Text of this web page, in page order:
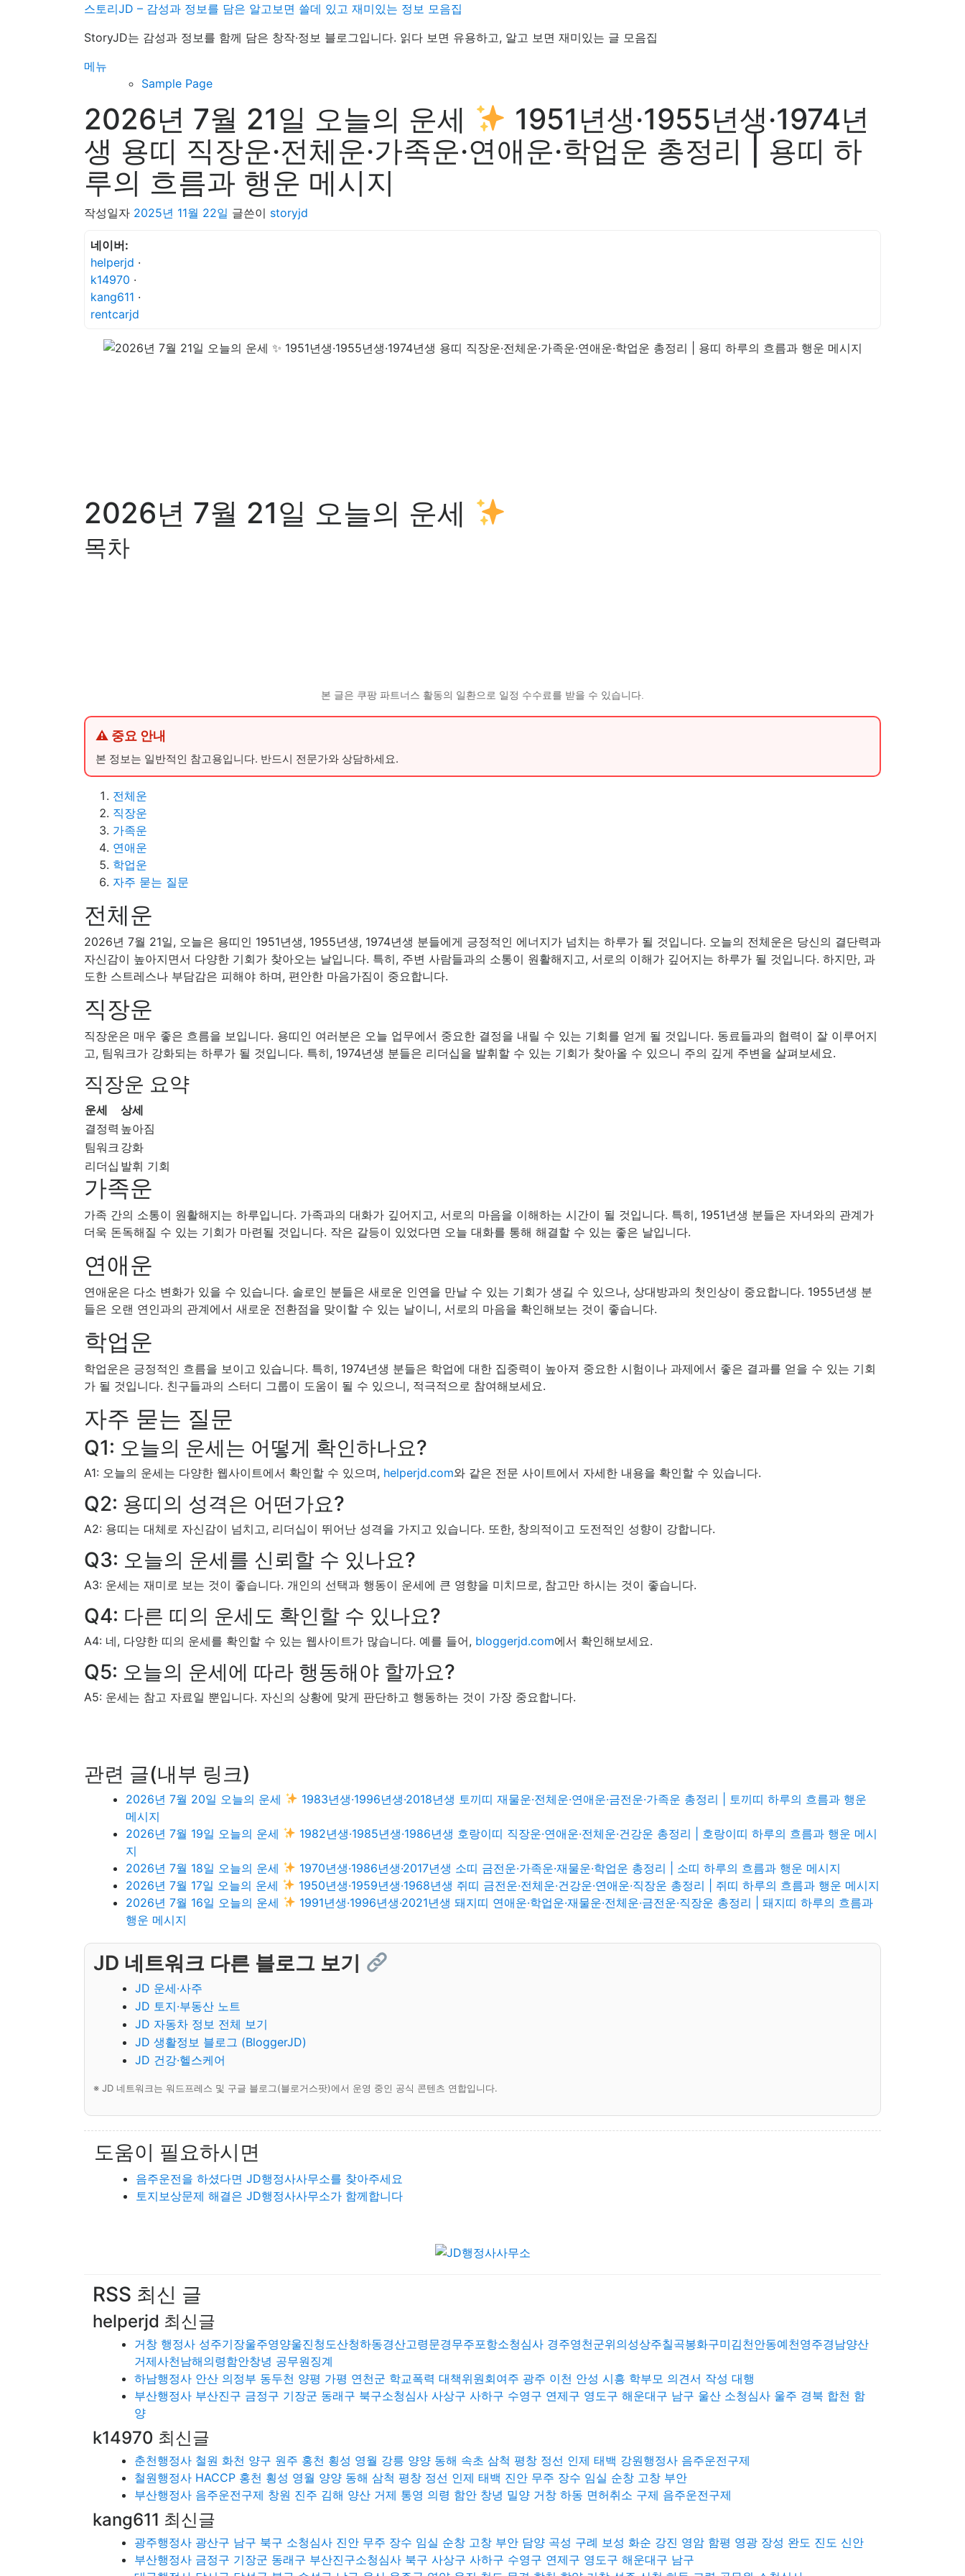
스토리JD – 감성과 정보를 담은 알고보면 쓸데 있고 재미있는 정보 모음집
StoryJD는 감성과 정보를 함께 담은 창작·정보 블로그입니다. 읽다 보면 유용하고, 알고 보면 재미있는 글 모음집
메뉴
Sample Page
2026년 7월 21일 오늘의 운세
1951년생·1955년생·1974년
생 용띠 직장운·전체운·가족운·연애운·학업운 총정리 | 용띠 하
루의 흐름과 행운 메시지
작성일자 2025년 11월 22일 글쓴이 storyjd
네이버:
helperjd ·
k14970 ·
kang611 ·
rentcarjd
2026년 7월 21일 오늘의 운세
목차
본 글은 쿠팡 파트너스 활동의 일환으로 일정 수수료를 받을 수 있습니다.
⚠ 중요 안내
본 정보는 일반적인 참고용입니다. 반드시 전문가와 상담하세요.
전체운
직장운
가족운
연애운
학업운
자주 묻는 질문
전체운
2026년 7월 21일, 오늘은 용띠인 1951년생, 1955년생, 1974년생 분들에게 긍정적인 에너지가 넘치는 하루가 될 것입니다. 오늘의 전체운은 당신의 결단력과
자신감이 높아지면서 다양한 기회가 찾아오는 날입니다. 특히, 주변 사람들과의 소통이 원활해지고, 서로의 이해가 깊어지는 하루가 될 것입니다. 하지만, 과
도한 스트레스나 부담감은 피해야 하며, 편안한 마음가짐이 중요합니다.
직장운
직장운은 매우 좋은 흐름을 보입니다. 용띠인 여러분은 오늘 업무에서 중요한 결정을 내릴 수 있는 기회를 얻게 될 것입니다. 동료들과의 협력이 잘 이루어지
고, 팀워크가 강화되는 하루가 될 것입니다. 특히, 1974년생 분들은 리더십을 발휘할 수 있는 기회가 찾아올 수 있으니 주의 깊게 주변을 살펴보세요.
직장운 요약
운세
상세
결정력 높아짐
팀워크 강화
리더십 발휘 기회
가족운
가족 간의 소통이 원활해지는 하루입니다. 가족과의 대화가 깊어지고, 서로의 마음을 이해하는 시간이 될 것입니다. 특히, 1951년생 분들은 자녀와의 관계가
더욱 돈독해질 수 있는 기회가 마련될 것입니다. 작은 갈등이 있었다면 오늘 대화를 통해 해결할 수 있는 좋은 날입니다.
연애운
연애운은 다소 변화가 있을 수 있습니다. 솔로인 분들은 새로운 인연을 만날 수 있는 기회가 생길 수 있으나, 상대방과의 첫인상이 중요합니다. 1955년생 분
들은 오랜 연인과의 관계에서 새로운 전환점을 맞이할 수 있는 날이니, 서로의 마음을 확인해보는 것이 좋습니다.
학업운
학업운은 긍정적인 흐름을 보이고 있습니다. 특히, 1974년생 분들은 학업에 대한 집중력이 높아져 중요한 시험이나 과제에서 좋은 결과를 얻을 수 있는 기회
가 될 것입니다. 친구들과의 스터디 그룹이 도움이 될 수 있으니, 적극적으로 참여해보세요.
자주 묻는 질문
Q1: 오늘의 운세는 어떻게 확인하나요?
A1: 오늘의 운세는 다양한 웹사이트에서 확인할 수 있으며, helperjd.com와 같은 전문 사이트에서 자세한 내용을 확인할 수 있습니다.
Q2: 용띠의 성격은 어떤가요?
A2: 용띠는 대체로 자신감이 넘치고, 리더십이 뛰어난 성격을 가지고 있습니다. 또한, 창의적이고 도전적인 성향이 강합니다.
Q3: 오늘의 운세를 신뢰할 수 있나요?
A3: 운세는 재미로 보는 것이 좋습니다. 개인의 선택과 행동이 운세에 큰 영향을 미치므로, 참고만 하시는 것이 좋습니다.
Q4: 다른 띠의 운세도 확인할 수 있나요?
A4: 네, 다양한 띠의 운세를 확인할 수 있는 웹사이트가 많습니다. 예를 들어, bloggerjd.com에서 확인해보세요.
Q5: 오늘의 운세에 따라 행동해야 할까요?
A5: 운세는 참고 자료일 뿐입니다. 자신의 상황에 맞게 판단하고 행동하는 것이 가장 중요합니다.
관련 글(내부 링크)
2026년 7월 20일 오늘의 운세
1983년생·1996년생·2018년생 토끼띠 재물운·전체운·연애운·금전운·가족운 총정리 | 토끼띠 하루의 흐름과 행운
메시지
2026년 7월 19일 오늘의 운세
1982년생·1985년생·1986년생 호랑이띠 직장운·연애운·전체운·건강운 총정리 | 호랑이띠 하루의 흐름과 행운 메시
지
2026년 7월 18일 오늘의 운세
1970년생·1986년생·2017년생 소띠 금전운·가족운·재물운·학업운 총정리 | 소띠 하루의 흐름과 행운 메시지
2026년 7월 17일 오늘의 운세
1950년생·1959년생·1968년생 쥐띠 금전운·전체운·건강운·연애운·직장운 총정리 | 쥐띠 하루의 흐름과 행운 메시지
2026년 7월 16일 오늘의 운세
1991년생·1996년생·2021년생 돼지띠 연애운·학업운·재물운·전체운·금전운·직장운 총정리 | 돼지띠 하루의 흐름과
행운 메시지
JD 네트워크 다른 블로그 보기
JD 운세·사주
JD 토지·부동산 노트
JD 자동차 정보 전체 보기
JD 생활정보 블로그 (BloggerJD)
JD 건강·헬스케어
※ JD 네트워크는 워드프레스 및 구글 블로그(블로거스팟)에서 운영 중인 공식 콘텐츠 연합입니다.
도움이 필요하시면
음주운전을 하셨다면 JD행정사사무소를 찾아주세요
토지보상문제 해결은 JD행정사사무소가 함께합니다
RSS 최신 글
helperjd 최신글
거창 행정사 성주기장울주영양울진청도산청하동경산고령문경무주포항소청심사 경주영천군위의성상주칠곡봉화구미김천안동예천영주경남양산
거제사천남해의령함안창녕 공무원징계
하남행정사 안산 의정부 동두천 양평 가평 연천군 학교폭력 대책위원회여주 광주 이천 안성 시흥 학부모 의견서 작성 대행
부산행정사 부산진구 금정구 기장군 동래구 북구소청심사 사상구 사하구 수영구 연제구 영도구 해운대구 남구 울산 소청심사 울주 경북 합천 함
양
k14970 최신글
춘천행정사 철원 화천 양구 원주 홍천 횡성 영월 강릉 양양 동해 속초 삼척 평창 정선 인제 태백 강원행정사 음주운전구제
철원행정사 HACCP 홍천 횡성 영월 양양 동해 삼척 평창 정선 인제 태백 진안 무주 장수 임실 순창 고창 부안
부산행정사 음주운전구제 창원 진주 김해 양산 거제 통영 의령 함안 창녕 밀양 거창 하동 면허취소 구제 음주운전구제
kang611 최신글
광주행정사 광산구 남구 북구 소청심사 진안 무주 장수 임실 순창 고창 부안 담양 곡성 구례 보성 화순 강진 영암 함평 영광 장성 완도 진도 신안
부산행정사 금정구 기장군 동래구 부산진구소청심사 북구 사상구 사하구 수영구 연제구 영도구 해운대구 남구